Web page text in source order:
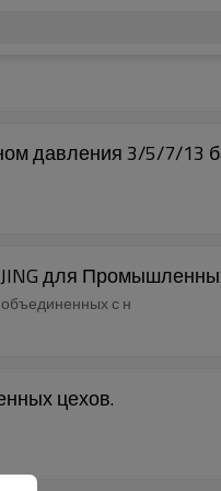
давления 3/5/7/
для
с н
цехов.